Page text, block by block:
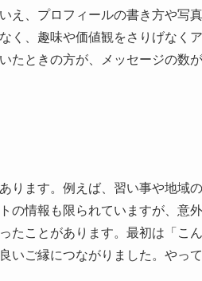
え、プロフィールの書き方や写
く、趣味や価値観をさりげなく
ときの方が、メッセージの数
ります。例えば、習い事や地域
の情報も限られていますが、意
たことがあります。最初は「こ
いご縁につながりました。やっ